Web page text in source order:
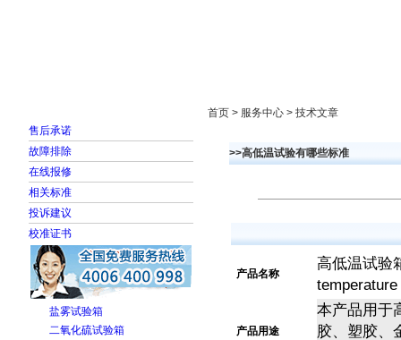
售后承诺
故障排除
在线报修
相关标准
投诉建议
校准证书
盐雾试验箱
二氧化硫试验箱
首页 > 服务中心 > 技术文章
>>高低温试验有哪些标准
产品名称
高低温试验
产品用途
本产品用于
胶、塑胶、